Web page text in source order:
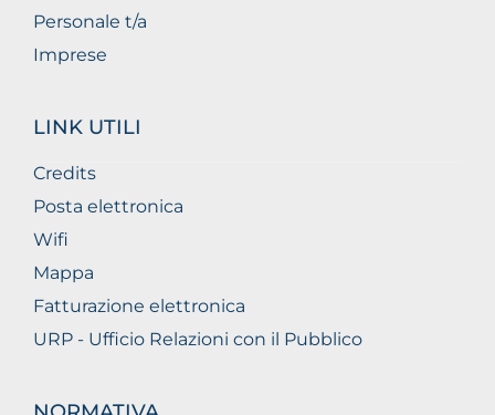
Personale t/a
Imprese
LINK UTILI
Credits
Posta elettronica
Wifi
Mappa
Fatturazione elettronica
URP - Ufficio Relazioni con il Pubblico